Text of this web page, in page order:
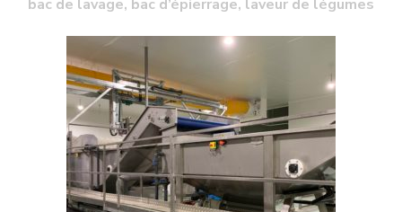
bac de lavage, bac d’épierrage, laveur de légumes